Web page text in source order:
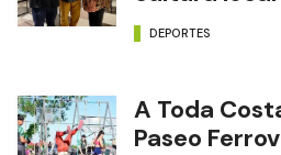
DEPORTES
A Toda
Paseo